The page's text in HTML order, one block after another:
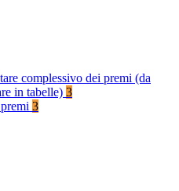
complessivo dei premi (da
in tabelle) 3
3